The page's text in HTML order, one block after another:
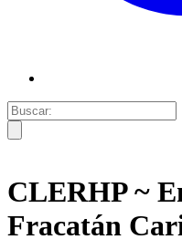
CLERHP ~
Fracatán